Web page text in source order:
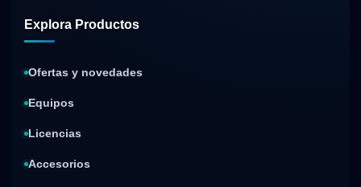
Explora Productos
Ofertas y novedades
Equipos
Licencias
Accesorios